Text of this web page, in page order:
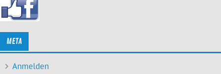
META
Anmelden